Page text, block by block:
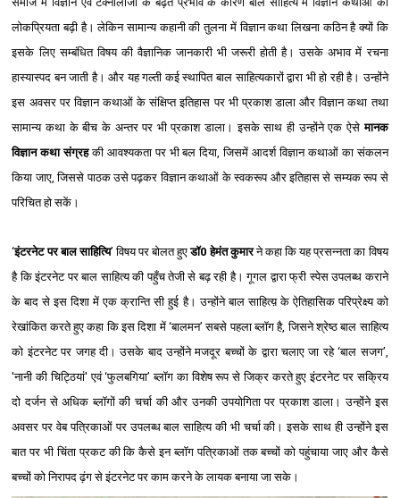
लोकप्रियता बढ़ी है। लेकिन सामान्य कहानी की तुलना में विज्ञान कथा लिखना कठिन है क्यों कि
इसके लिए सम्बंधित विषय की वैज्ञानिक जानका‍री भी जरूरी होती है। उसके अभाव में रचना
हास्यास्पद बन जाती है। और यह गल्ती कई स्थापित बाल साहित्यकारों द्वारा भी हो रही है। उन्होंने
इस अवसर पर विज्ञान कथाओं के संक्षिप्त इतिहास पर भी प्रकाश डाला और विज्ञान कथा तथा
सामान्य कथा के बीच के अन्तर पर भी प्रकाश डाला। इसके साथ ही उन्होंने एक ऐसेमानक
विज्ञान कथा संग्रहकी आवश्यकता पर भी बल दिया, जिसमें आदर्श विज्ञान कथाओं का संकलन
किया जाए, जिससे पाठक उसे पढ़कर विज्ञान कथाओं के स्वकरूप और इतिहास से सम्यक रूप से
परिचित हो सकें।
‘इंटरनेट पर बाल साहित्यि’ विषय पर बोलत हुएडॉ0 हेमंत कुमारने कहा कि यह प्रसन्नता का विषय
है कि इंटरनेट पर बाल साहित्य की पहुँच तेजी से बढ़ रही है। गूगल द्वारा फ्री स्पेस उपलब्ध कराने
के बाद से इस दिशा में एक क्रान्ति सी हुई है। उन्होंने बाल साहित्य़ के ऐतिहासिक परिप्रेक्ष्य को
रेखांकित करते हुए कहा कि इस दिशा में ‘बालमन’ सबसे पहला ब्लॉग है, जिसने श्रेष्ठ बाल साहित्य
को इंटरनेट पर जगह दी। उसके बाद उन्होंने मजदूर बच्चों के द्वारा चलाए जा रहे ‘बाल सजग’,
'नानी की चिट्ठियां' एवं ‘फुलबगिया’ ब्लॉ‍ग का विशेष रूप से जिक्र करते हुए इंटरनेट पर सक्रिय
दो दर्जन से अधिक ब्लॉगों की चर्चा की और उनकी उपयोगिता पर प्रकाश डाला। उन्होंने इस
अवसर पर वेब पत्रिकाओं पर उपलब्ध बाल साहित्य की भी चर्चा की। इसके साथ ही उन्होंने इस
बात पर भी चिंता प्रकट की कि कैसे इन ब्लॉग पत्रिकाओं तक बच्चों को पहुंचाया जाए और कैसे
बच्चों को निरापद ढ़ंग से इंटरनेट पर काम करने के लायक बनाया जा सके।